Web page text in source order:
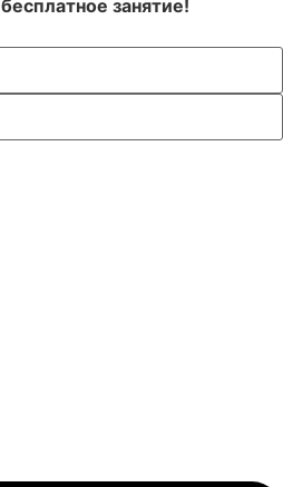
бесплатное занятие!